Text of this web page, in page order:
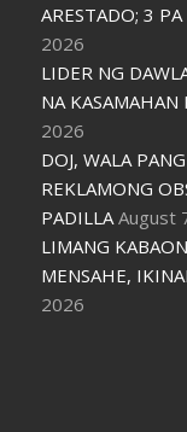
ARESTADO; 3
2026
LIDER NG
NA KASAMAHAN
2026
DOJ, WALA
REKLAMONG
PADILLA August
LIMANG
MENSAHE,
2026